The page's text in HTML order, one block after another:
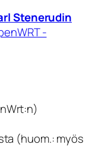
Stenerudin
-
(huom.: myös